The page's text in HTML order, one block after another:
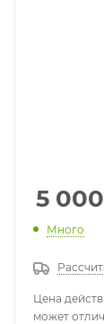
5 000
Много
Цена
может